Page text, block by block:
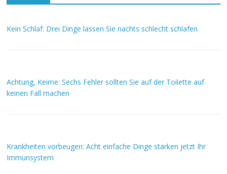
Kein Schlaf: Drei Dinge lassen Sie nachts schlecht schlafen
Achtung, Keime: Sechs Fehler sollten Sie auf der Toilette auf
keinen Fall machen
Krankheiten vorbeugen: Acht einfache Dinge stärken jetzt Ihr
Immunsystem